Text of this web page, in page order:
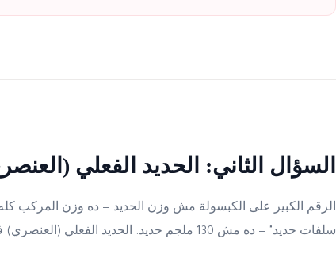
السؤال الثاني: الحديد الفعلي
سلفات حديد" — ده مش 130 ملجم حديد. الحديد الفعلي (العنصري) فيها ~42 ملجم بس.